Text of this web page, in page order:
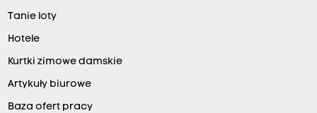
Tanie loty
Hotele
Kurtki zimowe damskie
Artykuły biurowe
Baza ofert pracy